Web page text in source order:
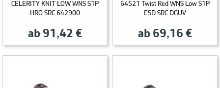
CELERITY KNIT LOW WNS S1P
HRO SRC 642900
ab 91,42 €
64521 Twist Red WNS Low S1P
ESD SRC DGUV
ab 69,16 €